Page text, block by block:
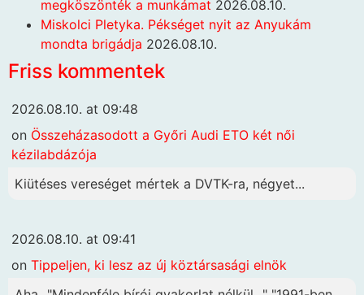
megköszönték a munkámat 2026.08.10.
Miskolci Pletyka. Pékséget nyit az Anyukám
mondta brigádja 2026.08.10.
Friss kommentek
2026.08.10. at 09:48
on Összeházasodott a Győri Audi ETO két női
kézilabdázója
Kiütéses vereséget mértek a DVTK-ra, négyet...
2026.08.10. at 09:41
on Tippeljen, ki lesz az új köztársasági elnök